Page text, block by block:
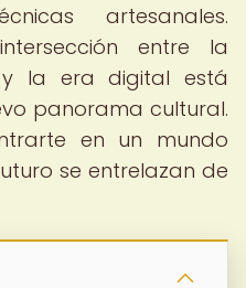
artesanales.
entre la
la era digital está
panorama cultural.
en un mundo
se entrelazan de